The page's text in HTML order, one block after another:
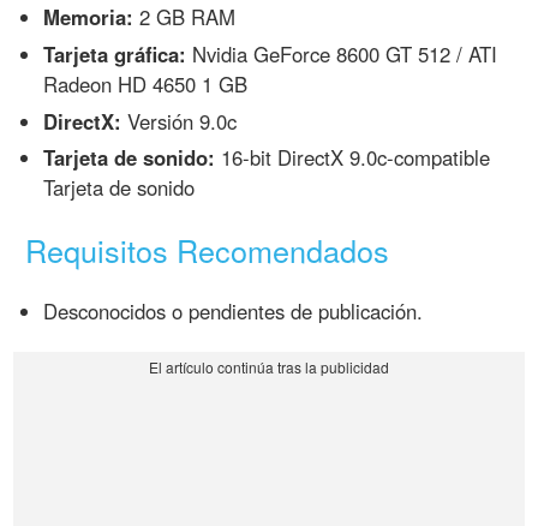
Memoria: 2 GB RAM
Tarjeta gráfica: Nvidia GeForce 8600 GT 512 / ATI
Radeon HD 4650 1 GB
DirectX: Versión 9.0c
Tarjeta de sonido: 16-bit DirectX 9.0c-compatible
Tarjeta de sonido
Requisitos Recomendados
Desconocidos o pendientes de publicación.